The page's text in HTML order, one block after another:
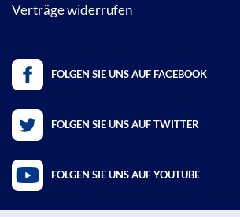
Verträge widerrufen
FOLGEN SIE UNS AUF FACEBOOK
FOLGEN SIE UNS AUF TWITTER
FOLGEN SIE UNS AUF YOUTUBE